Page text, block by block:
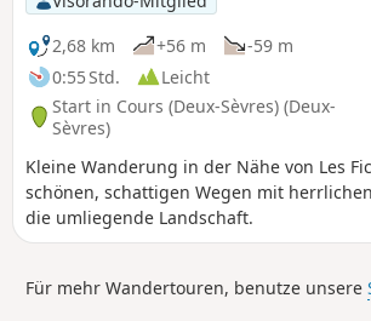
2,68 km
+56 m
-59 m
0:55 Std.
Leicht
Start in Cours (Deux-Sèvres) (Deux-
Sèvres)
Kleine Wanderung in der Nähe von Les
schönen, schattigen Wegen mit
die umliegende Landschaft.
Für mehr Wandertouren, benutze unsere